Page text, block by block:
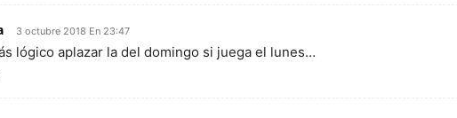
3 octubre 2018 En 23:47
lógico aplazar la del domingo si juega el lunes…